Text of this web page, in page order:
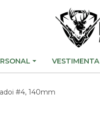
VESTIMENTA
#4, 140mm